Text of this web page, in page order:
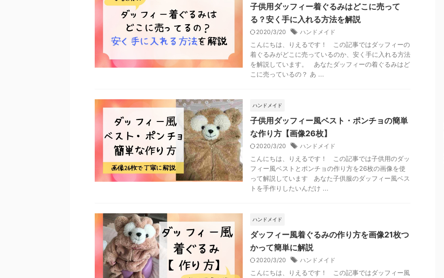
子供用ダッフィー着ぐるみはどこに売って
る？安く手に入れる方法を解説
2020/3/20 ハンドメイド
こんにちは、りえるです！ この記事ではダッフィーの
着ぐるみがどこに売っているのか、安く手に入れる方法
を解説しています。 あなたダッフィーの着ぐるみはど
こに売っているの？ あ ...
ハンドメイド
子供用ダッフィー風ベスト・ポンチョの簡単
な作り方【画像26枚】
2020/3/20 ハンドメイド
こんにちは、りえるです！ この記事では子供用のダッ
フィー風ベストとポンチョの作り方を26枚の画像を使
って解説しています あなた子供服のダッフィー風ベス
トを手作りしたいんだけ ...
ハンドメイド
ダッフィー風着ぐるみの作り方を画像21枚つ
かって簡単に解説
2020/3/20 ハンドメイド
こんにちは、りえるです！ この記事ではダッフィー風
2020/5/12
髭脱毛は湘南美容クリニックとゴリラクリニックの
2020/5/26
ゴリラクリニックの無料カウンセリング申込方法【